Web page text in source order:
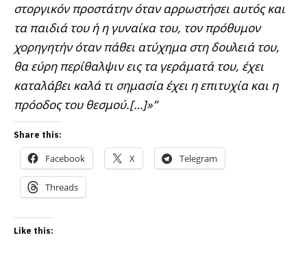
στοργικόν προστάτην όταν αρρωστήσει αυτός και
τα παιδιά του ή η γυναίκα του, τον πρόθυμον
χορηγητήν όταν πάθει ατύχημα στη δουλειά του,
θα εύρη περίθαλψιν εις τα γεράματά του, έχει
καταλάβει καλά τι σημασία έχει η επιτυχία και η
πρόοδος του θεσμού.[…]»”
Share this:
Facebook X Telegram
Threads
Like this: